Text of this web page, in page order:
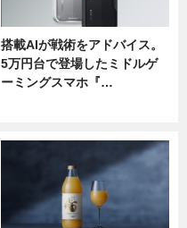
搭載AIが戦術をアドバイス。
5万円台で登場したミドルゲ
ーミングスマホ『…